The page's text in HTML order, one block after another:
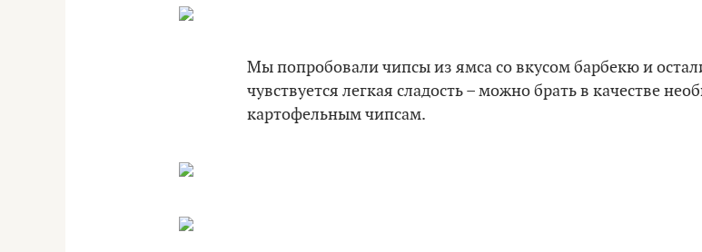
Мы попробовали чипсы из ямса со вкусом барбекю и
чувствуется легкая сладость – можно брать в качестве
картофельным чипсам.